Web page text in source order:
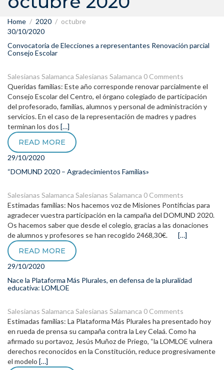
Home 2020
octubre
30/10/2020
Convocatoria de Elecciones a representantes Renovación parcial
Consejo Escolar
Salesianas Salamanca Salesianas Salamanca 0 Comments
Queridas familias: Este año corresponde renovar parcialmente el
Consejo Escolar del Centro, el órgano colegiado de participación
del profesorado, familias, alumnos y personal de administración y
servicios. En el caso de la representación de madres y padres
terminan los dos […]
READ MORE
29/10/2020
“DOMUND 2020 – Agradecimientos Familias»
Salesianas Salamanca Salesianas Salamanca 0 Comments
Estimadas familias: Nos hacemos voz de Misiones Pontificias para
agradecer vuestra participación en la campaña del DOMUND 2020.
Os hacemos saber que desde el colegio, gracias a las donaciones
de alumnos y profesores se han recogido 2468,30€. […]
READ MORE
29/10/2020
Nace la Plataforma Más Plurales, en defensa de la pluralidad
educativa: LOMLOE
Salesianas Salamanca Salesianas Salamanca 0 Comments
Estimadas familias: La Plataforma Más Plurales ha presentado hoy
en rueda de prensa su campaña contra la Ley Celaá. Como ha
afirmado su portavoz, Jesús Muñoz de Priego, “la LOMLOE vulnera
derechos reconocidos en la Constitución, reduce progresivamente
el modelo […]